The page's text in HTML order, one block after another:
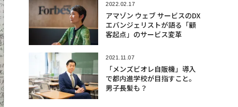
2022.02.17
アマゾン ウェブ サービスのDX
エバンジェリストが語る「顧
客起点」のサービス変革
2021.11.07
「メンズビオレ自販機」導入
で都内進学校が目指すこと。
男子長髪も？